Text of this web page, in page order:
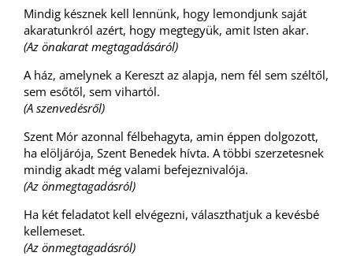
Mindig késznek kell lennünk, hogy lemondjunk saját
akaratunkról azért, hogy megtegyük, amit Isten akar.
(Az önakarat megtagadásáról)
A ház, amelynek a Kereszt az alapja, nem fél sem széltől,
sem esőtől, sem vihartól.
(A szenvedésről)
Szent Mór azonnal félbehagyta, amin éppen dolgozott,
ha elöljárója, Szent Benedek hívta. A többi szerzetesnek
mindig akadt még valami befejeznivalója.
(Az önmegtagadásról)
Ha két feladatot kell elvégezni, választhatjuk a kevésbé
kellemeset.
(Az önmegtagadásról)